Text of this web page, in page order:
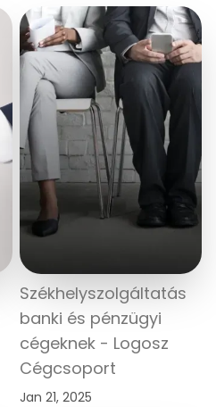
Székhelyszolgáltatás
banki és pénzügyi
cégeknek - Logosz
Cégcsoport
Jan 21, 2025